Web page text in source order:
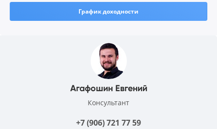
График доходности
Агафошин Евгений
Консультант
+7 (906) 721 77 59